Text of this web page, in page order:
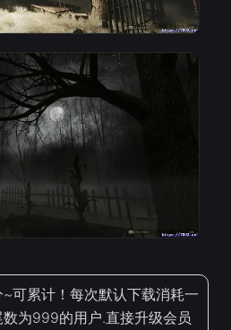
可累计！每次默认下载消耗一
为999的用户.直接升级会员